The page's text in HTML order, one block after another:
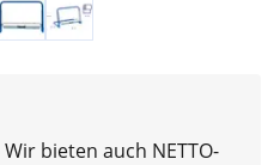
Wir bieten auch NETTO-